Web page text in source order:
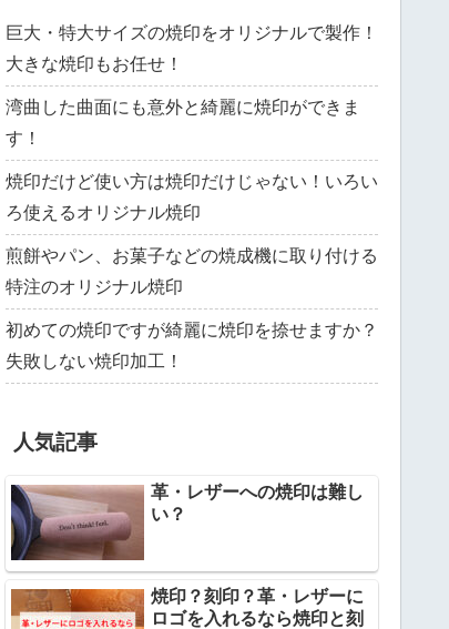
巨大・特大サイズの焼印をオリジナルで製作！
大きな焼印もお任せ！
湾曲した曲面にも意外と綺麗に焼印ができま
す！
焼印だけど使い方は焼印だけじゃない！いろい
ろ使えるオリジナル焼印
煎餅やパン、お菓子などの焼成機に取り付ける
特注のオリジナル焼印
初めての焼印ですが綺麗に焼印を捺せますか？
失敗しない焼印加工！
人気記事
革・レザーへの焼印は難し
い？
焼印？刻印？革・レザーに
ロゴを入れるなら焼印と刻